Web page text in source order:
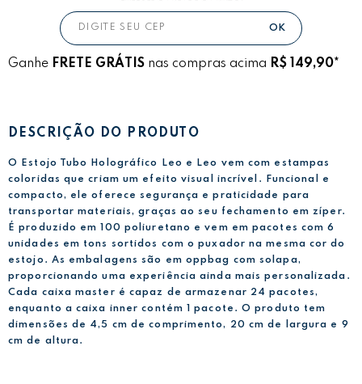
Ganhe FRETE GRÁTIS nas compras acima R$ 149,90*
DESCRIÇÃO DO PRODUTO
O Estojo Tubo Holográfico Leo e Leo vem com estampas
coloridas que criam um efeito visual incrível. Funcional e
compacto, ele oferece segurança e praticidade para
transportar materiais, graças ao seu fechamento em zíper.
É produzido em 100 poliuretano e vem em pacotes com 6
unidades em tons sortidos com o puxador na mesma cor do
estojo. As embalagens são em oppbag com solapa,
proporcionando uma experiência ainda mais personalizada.
Cada caixa master é capaz de armazenar 24 pacotes,
enquanto a caixa inner contém 1 pacote. O produto tem
dimensões de 4,5 cm de comprimento, 20 cm de largura e 9
cm de altura.